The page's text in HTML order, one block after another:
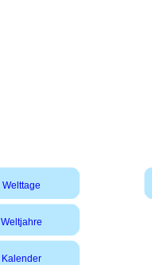
Welttage
Weltjahre
Kalender